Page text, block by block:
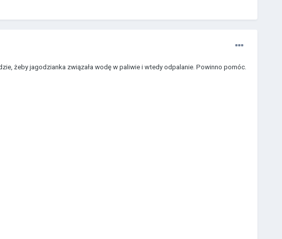
żeby jagodzianka związała wodę w paliwie i wtedy odpalanie. Powinno pomóc.